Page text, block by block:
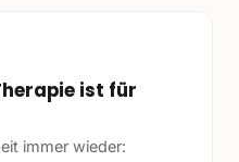
ist für
immer wieder: